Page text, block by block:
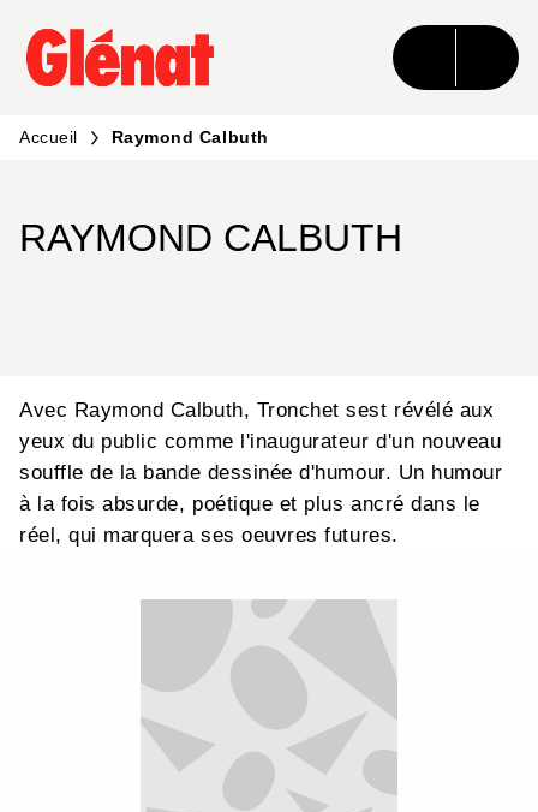
MENU RECHERCHE CONTENU
PIED DE PAGE
Accueil Raymond Calbuth
RAYMOND CALBUTH
Avec Raymond Calbuth, Tronchet sest révélé aux
yeux du public comme l'inaugurateur d'un nouveau
souffle de la bande dessinée d'humour. Un humour
à la fois absurde, poétique et plus ancré dans le
réel, qui marquera ses oeuvres futures.